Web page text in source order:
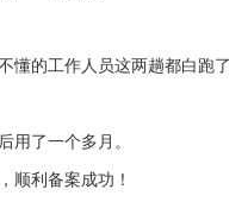
懂的工作人员这两趟都白跑了
用了一个多月。
顺利备案成功！